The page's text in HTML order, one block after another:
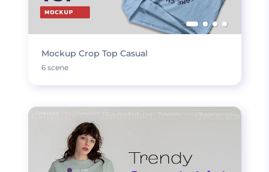
Mockup Crop Top Casual
6 scene